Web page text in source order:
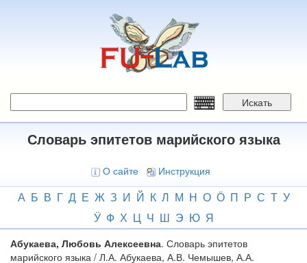
Искать
Словарь эпитетов марийского языка
О сайте Инструкция
А Б В Г Д Е Ж З И Й К Л М Н О Ӧ П Р С Т У
Ӱ Ф Х Ц Ч Ш Э Ю Я
Абукаева, Любовь Алексеевна. Словарь эпитетов
марийского языка / Л.А. Абукаева, А.В. Чемышев, А.А.